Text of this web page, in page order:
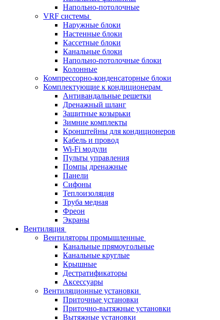
Напольно-потолочные
VRF системы
Наружные блоки
Настенные блоки
Кассетные блоки
Канальные блоки
Напольно-потолочные блоки
Колонные
Компрессорно-конденсаторные блоки
Комплектующие к кондиционерам
Антивандальные решетки
Дренажный шланг
Защитные козырьки
Зимние комплекты
Кронштейны для кондиционеров
Кабель и провод
Wi-Fi модули
Пульты управления
Помпы дренажные
Панели
Сифоны
Теплоизоляция
Труба медная
Фреон
Экраны
Вентиляция
Вентиляторы промышленные
Канальные прямоугольные
Канальные круглые
Крышные
Дестратификаторы
Аксессуары
Вентиляционные установки
Приточные установки
Приточно-вытяжные установки
Вытяжные установки